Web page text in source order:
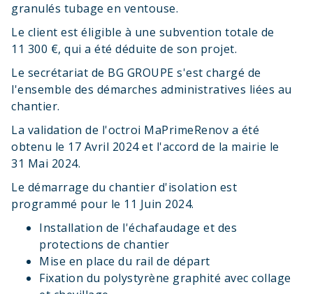
granulés tubage en ventouse.
Le client est éligible à une subvention totale de
11 300 €, qui a été déduite de son projet.
Le secrétariat de BG GROUPE s'est chargé de
l'ensemble des démarches administratives liées au
chantier.
La validation de l'octroi MaPrimeRenov a été
obtenu le 17 Avril 2024 et l'accord de la mairie le
31 Mai 2024.
Le démarrage du chantier d'isolation est
programmé pour le 11 Juin 2024.
Installation de l'échafaudage et des
protections de chantier
Mise en place du rail de départ
Fixation du polystyrène graphité avec collage